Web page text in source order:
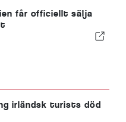
får officiellt sälja
irländsk turists död